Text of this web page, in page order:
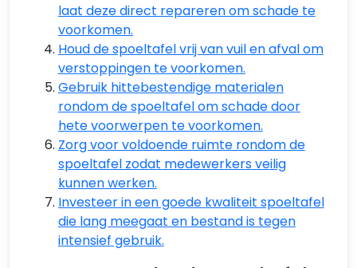
laat deze direct repareren om schade te
voorkomen.
Houd de spoeltafel vrij van vuil en afval om
verstoppingen te voorkomen.
Gebruik hittebestendige materialen
rondom de spoeltafel om schade door
hete voorwerpen te voorkomen.
Zorg voor voldoende ruimte rondom de
spoeltafel zodat medewerkers veilig
kunnen werken.
Investeer in een goede kwaliteit spoeltafel
die lang meegaat en bestand is tegen
intensief gebruik.